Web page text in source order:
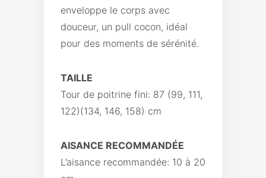
enveloppe le corps avec
douceur, un pull cocon, idéal
pour des moments de sérénité.
TAILLE
Tour de poitrine fini: 87 (99, 111,
122)(134, 146, 158) cm
AISANCE RECOMMANDÉE
L’aisance recommandée: 10 à 20